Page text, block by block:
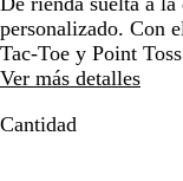
y
menos
(-)
para
acercar/alejar
y
personalizado. Con
Tac-Toe y Point
Ver más detalles
Cantidad